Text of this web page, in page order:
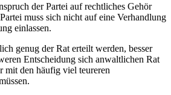
der Partei auf rechtliches Gehör
muss sich nicht auf eine Verhandlung
einlassen.
genug der Rat erteilt werden, besser
Entscheidung sich anwaltlichen Rat
mit den häufig viel teureren